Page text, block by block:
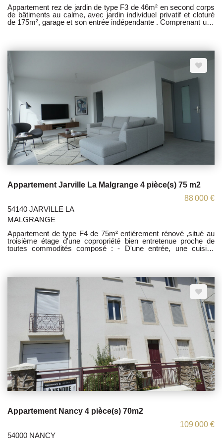
Appartement rez de jardin de type F3 de 46m² en second corps
de bâtiments au calme, avec jardin individuel privatif et cloturè
de 175m², garage et son entrée indépendante . Comprenant une
Location était louée 650 euros soit 9% de rentabilité. Prévoir
rafraîchissement. Chaudière récente, et ravalement de façade
vendeur. TI sous le N° 818263089 Les informations sur les
risques auxquels ce bien est exposé sont disponibles sur le site
Géorisques : www.georisques.gouv.fr
Appartement Jarville La Malgrange 4 pièce(s) 75 m2
88 000 €
54140 JARVILLE LA
MALGRANGE
Appartement de type F4 de 75m² entiérement rénové ,situé au
troisième étage d'une copropriété bien entretenue proche de
toutes commodités composé : - D'une entrée, une cuisine
informations sur les risques auxquels ce bien est exposé sont
disponibles sur le site Géorisques : www.georisques.gouv.fr
Appartement Nancy 4 pièce(s) 70m2
109 000 €
54000 NANCY